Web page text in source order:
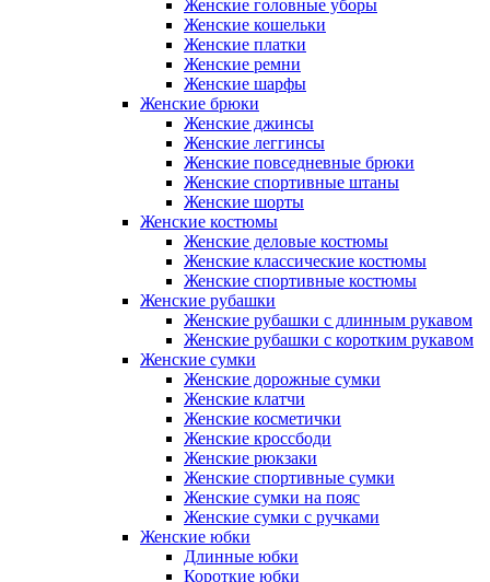
Женские головные уборы
Женские кошельки
Женские платки
Женские ремни
Женские шарфы
Женские брюки
Женские джинсы
Женские леггинсы
Женские повседневные брюки
Женские спортивные штаны
Женские шорты
Женские костюмы
Женские деловые костюмы
Женские классические костюмы
Женские спортивные костюмы
Женские рубашки
Женские рубашки с длинным рукавом
Женские рубашки с коротким рукавом
Женские сумки
Женские дорожные сумки
Женские клатчи
Женские косметички
Женские кроссбоди
Женские рюкзаки
Женские спортивные сумки
Женские сумки на пояс
Женские сумки с ручками
Женские юбки
Длинные юбки
Короткие юбки